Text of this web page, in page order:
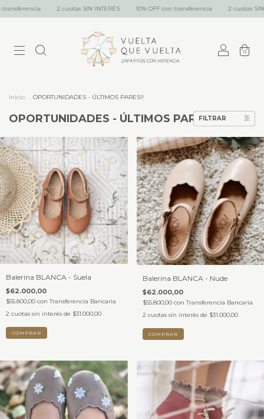
2 cuotas SIN INTERÉS 10% OFF con transferencia 2 cuotas SIN INTERÉS
0
Inicio . OPORTUNIDADES - ÚLTIMOS PARES!!
OPORTUNIDADES - ÚLTIMOS PARES!!
FILTRAR
Balerina BLANCA - Suela
$62.000,00
$55.800,00 con Transferencia Bancaria
2 cuotas sin interés de $31.000,00
COMPRAR
Balerina BLANCA - Nude
$62.000,00
$55.800,00 con Transferencia Bancaria
2 cuotas sin interés de $31.000,00
COMPRAR